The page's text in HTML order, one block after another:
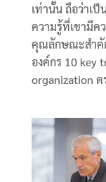
เท่านั้น ถือว่าเป็
ความรู้ที่เขามี
คุณลักษณะสำคั
องค์กร 10 key
organization ด